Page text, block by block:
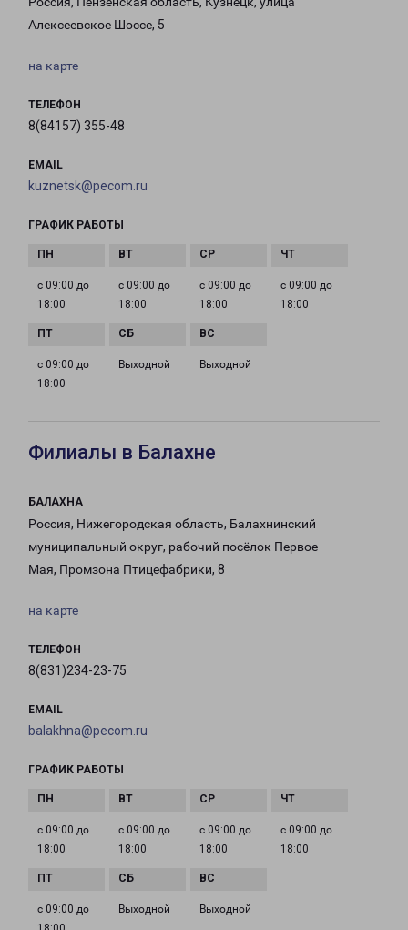
Алексеевское Шоссе, 5
на карте
ТЕЛЕФОН
8(84157) 355-48
EMAIL
kuznetsk@pecom.ru
ГРАФИК РАБОТЫ
с 09:00 до
18:00
с 09:00 до
18:00
с 09:00 до
18:00
с 09:00 до
18:00
с 09:00 до
18:00
Выходной Выходной
Филиалы в Балахне
БАЛАХНА
Россия, Нижегородская область, Балахнинский
муниципальный округ, рабочий посёлок Первое
Мая, Промзона Птицефабрики, 8
на карте
ТЕЛЕФОН
8(831)234-23-75
EMAIL
balakhna@pecom.ru
ГРАФИК РАБОТЫ
с 09:00 до
18:00
с 09:00 до
18:00
с 09:00 до
18:00
с 09:00 до
18:00
с 09:00 до
Выходной Выходной